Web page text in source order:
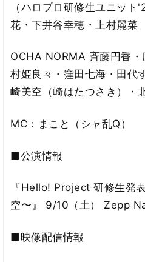
（ハロプロ研修生ユニッ
花・下井谷幸穂・上村麗菜
OCHA NORMA 斉藤円香
村姫良々・窪田七海・田代
崎美空（崎はたつさき）・
MC：まこと（シャ乱Q）
■公演情報
『Hello! Project 研修生発
空〜』 9/10（土） Zepp
■映像配信情報